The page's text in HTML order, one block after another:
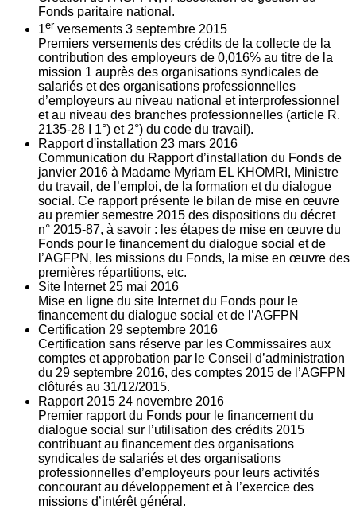
Fonds paritaire national.
1er versements 3 septembre 2015
Premiers versements des crédits de la collecte de la
contribution des employeurs de 0,016% au titre de la
mission 1 auprès des organisations syndicales de
salariés et des organisations professionnelles
d’employeurs au niveau national et interprofessionnel
et au niveau des branches professionnelles (article R.
2135‐28 I 1°) et 2°) du code du travail).
Rapport d'installation 23 mars 2016
Communication du Rapport d’installation du Fonds de
janvier 2016 à Madame Myriam EL KHOMRI, Ministre
du travail, de l’emploi, de la formation et du dialogue
social. Ce rapport présente le bilan de mise en œuvre
au premier semestre 2015 des dispositions du décret
n° 2015-87, à savoir : les étapes de mise en œuvre du
Fonds pour le financement du dialogue social et de
l’AGFPN, les missions du Fonds, la mise en œuvre des
premières répartitions, etc.
Site Internet 25 mai 2016
Mise en ligne du site Internet du Fonds pour le
financement du dialogue social et de l’AGFPN
Certification 29 septembre 2016
Certification sans réserve par les Commissaires aux
comptes et approbation par le Conseil d’administration
du 29 septembre 2016, des comptes 2015 de l’AGFPN
clôturés au 31/12/2015.
Rapport 2015 24 novembre 2016
Premier rapport du Fonds pour le financement du
dialogue social sur l’utilisation des crédits 2015
contribuant au financement des organisations
syndicales de salariés et des organisations
professionnelles d’employeurs pour leurs activités
concourant au développement et à l’exercice des
missions d’intérêt général.